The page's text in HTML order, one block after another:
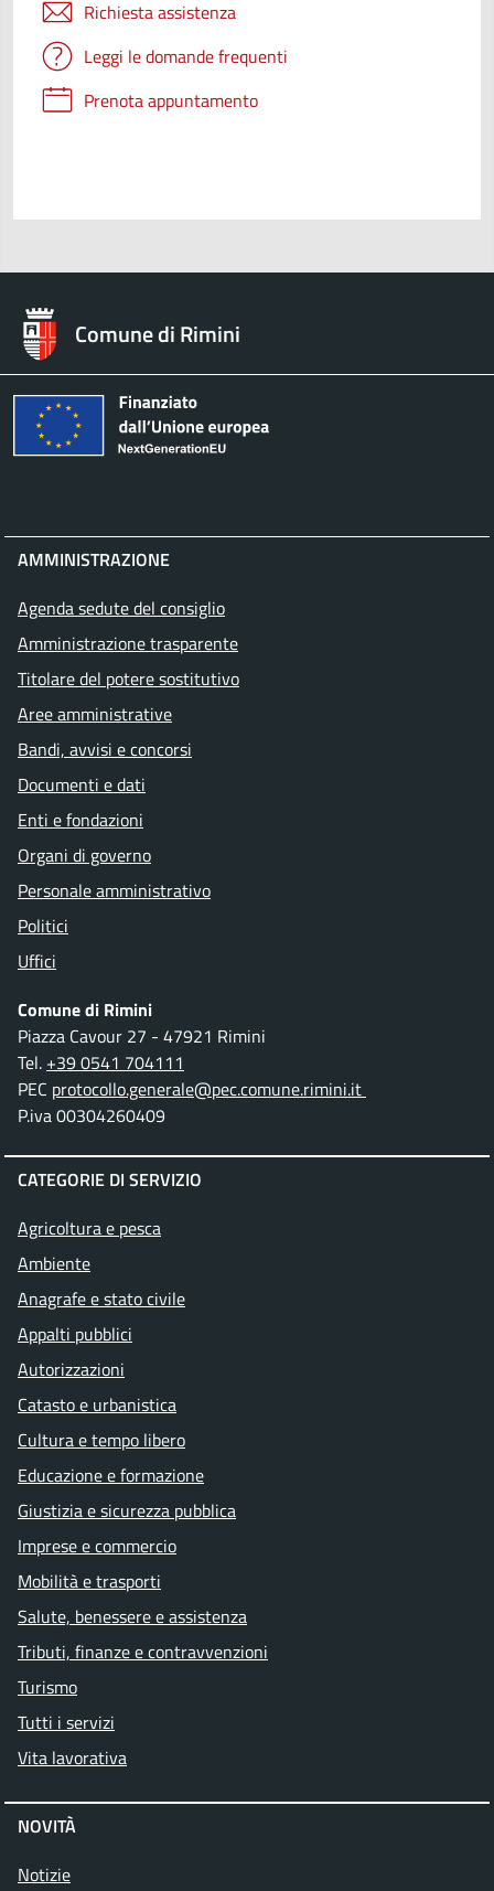
Richiesta assistenza
Leggi le domande frequenti
Prenota appuntamento
Comune di Rimini
AMMINISTRAZIONE
Agenda sedute del consiglio
Amministrazione trasparente
Titolare del potere sostitutivo
Aree amministrative
Bandi, avvisi e concorsi
Documenti e dati
Enti e fondazioni
Organi di governo
Personale amministrativo
Politici
Uffici
Comune di Rimini
Piazza Cavour 27 - 47921 Rimini
Tel. +39 0541 704111
PEC protocollo.generale@pec.comune.rimini.it
P.iva 00304260409
CATEGORIE DI SERVIZIO
Agricoltura e pesca
Ambiente
Anagrafe e stato civile
Appalti pubblici
Autorizzazioni
Catasto e urbanistica
Cultura e tempo libero
Educazione e formazione
Giustizia e sicurezza pubblica
Imprese e commercio
Mobilità e trasporti
Salute, benessere e assistenza
Tributi, finanze e contravvenzioni
Turismo
Tutti i servizi
Vita lavorativa
NOVITÀ
Notizie